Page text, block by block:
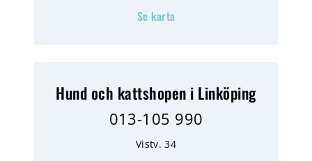
Se karta
Hund och kattshopen i Linköping
013-105 990
Vistv. 34